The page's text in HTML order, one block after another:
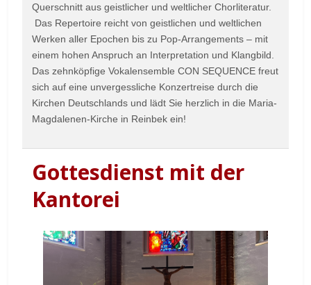
Querschnitt aus geistlicher und weltlicher Chorliteratur.
Das Repertoire reicht von geistlichen und weltlichen
Werken aller Epochen bis zu Pop-Arrangements – mit
einem hohen Anspruch an Interpretation und Klangbild.
Das zehnköpfige Vokalensemble CON SEQUENCE freut
sich auf eine unvergessliche Konzertreise durch die
Kirchen Deutschlands und lädt Sie herzlich in die Maria-
Magdalenen-Kirche in Reinbek ein!
Gottesdienst mit der
Kantorei